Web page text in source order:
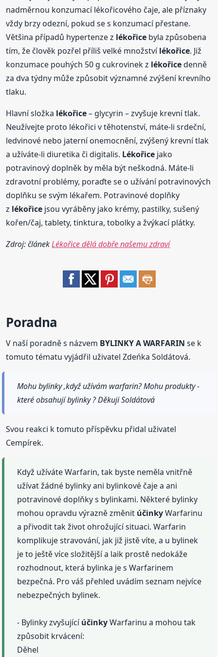
nadměrnou konzumací lékořicového čaje, ale příznaky
vždy brzy odezní, pokud se s konzumací přestane.
Většina případů hypertenze z lékořice byla způsobena
tím, že člověk pozřel příliš velké množstvílékořice. Již
konzumace pouhých 50 g cukrovinek z lékořicedenně
za dva týdny může způsobit významné zvýšení krevního
tlaku.
Hlavní složka lékořice– glycyrin – zvyšuje krevní tlak.
Neužívejte proto lékořici v těhotenství, máte-li srdeční,
ledvinové nebo jaterní onemocnění, zvýšený krevní tlak
a užíváte-li diuretika či digitalis. Lékořice jako
potravinový doplněk by měla být neškodná. Máte-li
zdravotní problémy, poraďte se o užívání potravinových
doplňku se svým lékařem. Potravinové doplňky
z lékořice jsou vyráběny jako krémy, pastilky, sušený
kořen/čaj, tablety, tinktura, tobolky a žvýkací plátky.
Zdroj: článekLékořice dělá dobře našemu zdraví
Poradna
V naší poradně s názvem BYLINKY A WARFARIN se k
tomuto tématu vyjádřil uživatel Zdeńka Soldátová.
Mohu bylinky ,když užívám warfarin? Mohu produkty -
které obsahují bylinky ? Děkuji Soldátová
Svou reakci k tomuto příspěvku přidal uživatel
Cempírek.
Když užíváte Warfarin, tak byste neměla vnitřně
užívat žádné bylinky ani bylinkové čaje a ani
potravinové doplňky s bylinkami. Některé bylinky
mohou opravdu výrazně změnit účinkyWarfarinu
a přivodit tak život ohrožující situaci. Warfarin
komplikuje stravování, jak již jistě víte, a u bylinek
je to ještě více složitější a laik prostě nedokáže
rozhodnout, která bylinka je s Warfarinem
bezpečná. Pro váš přehled uvádím seznam nejvíce
nebezpečných bylinek.
- Bylinky zvyšujícíúčinkyWarfarinu a mohou tak
způsobit krvácení:
Děhel